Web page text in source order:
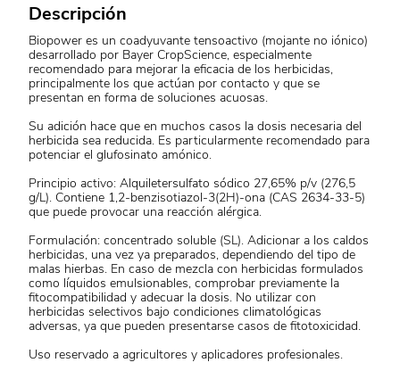
Descripción
Biopower es un coadyuvante tensoactivo (mojante no iónico)
desarrollado por Bayer CropScience, especialmente
recomendado para mejorar la eficacia de los herbicidas,
principalmente los que actúan por contacto y que se
presentan en forma de soluciones acuosas.
Su adición hace que en muchos casos la dosis necesaria del
herbicida sea reducida. Es particularmente recomendado para
potenciar el glufosinato amónico.
Principio activo: Alquiletersulfato sódico 27,65% p/v (276,5
g/L). Contiene 1,2-benzisotiazol-3(2H)-ona (CAS 2634-33-5)
que puede provocar una reacción alérgica.
Formulación: concentrado soluble (SL). Adicionar a los caldos
herbicidas, una vez ya preparados, dependiendo del tipo de
malas hierbas. En caso de mezcla con herbicidas formulados
como líquidos emulsionables, comprobar previamente la
fitocompatibilidad y adecuar la dosis. No utilizar con
herbicidas selectivos bajo condiciones climatológicas
adversas, ya que pueden presentarse casos de fitotoxicidad.
Uso reservado a agricultores y aplicadores profesionales.